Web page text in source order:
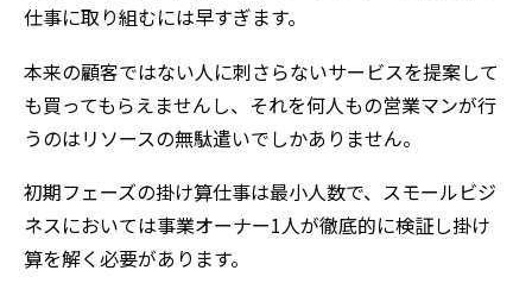
仕事に取り組むには早すぎます。
本来の顧客ではない人に刺さらないサービスを提案して
も買ってもらえませんし、それを何人もの営業マンが行
うのはリソースの無駄遣いでしかありません。
初期フェーズの掛け算仕事は最小人数で、スモールビジ
ネスにおいては事業オーナー1人が徹底的に検証し掛け
算を解く必要があります。